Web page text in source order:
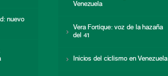
nuevo
Venezuela
Vera Fortique: voz de la hazaña
del 41
Inicios del ciclismo en Venezuela